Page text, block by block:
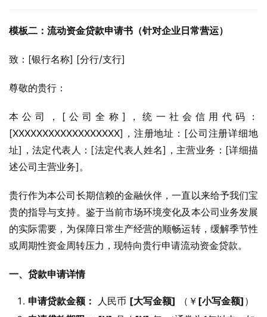
模板二：流动资金贷款申请书（针对企业日常营运）
致：[银行名称] [分行/支行]
尊敬的贵行：
本公司，[公司全称]，统一社会信用代码：
[XXXXXXXXXXXXXXXXXX]，注册地址：[公司注册详细地
址]，法定代表人：[法定代表人姓名]，主营业务：[详细描
述公司主营业务]。
贵行作为本公司长期信赖的金融伙伴，一直以来给予我们宝
贵的指导与支持。鉴于当前市场环境变化及本公司业务发展
的实际需要，为保障日常生产经营的顺畅运转，缓解季节性
或周期性资金周转压力，现特向贵行申请流动资金贷款。
一、贷款申请详情
申请贷款金额： 人民币 [大写金额] （￥ [小写金额] ）